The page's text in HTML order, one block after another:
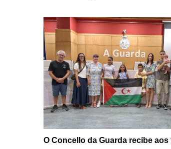
O Concello da Guarda recibe